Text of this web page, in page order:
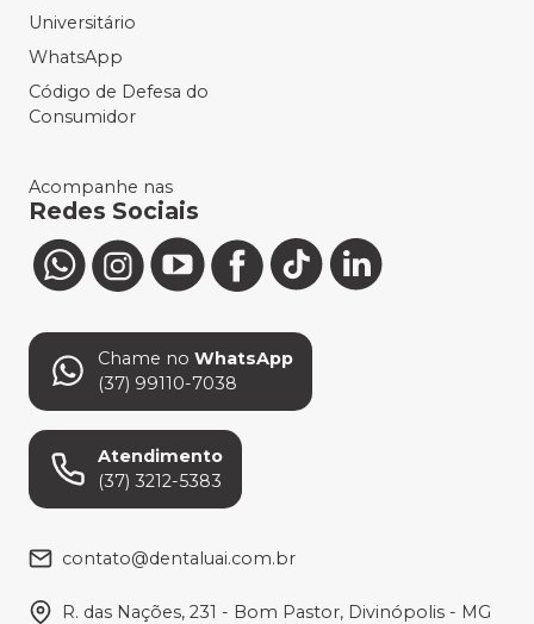
Universitário
WhatsApp
Código de Defesa do
Consumidor
Acompanhe nas
Redes Sociais
Chame no WhatsApp
(37) 99110-7038
Atendimento
(37) 3212-5383
contato@dentaluai.com.br
R. das Nações, 231 - Bom Pastor, Divinópolis - MG